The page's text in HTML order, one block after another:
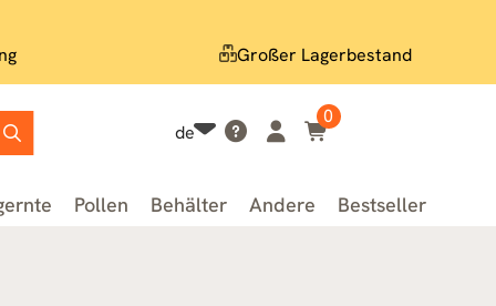
Großer Lagerbestand
de
0
Pollen Behälter Andere Bestseller